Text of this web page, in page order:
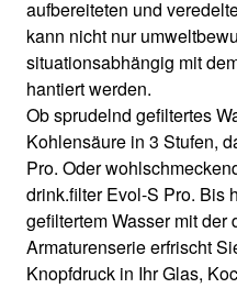
aufbereiteten und
kann nicht nur
situationsabhängig mit
hantiert werden.
Ob sprudelnd gefiltertes
Kohlensäure in 3 Stufen,
Pro. Oder
drink.filter Evol-S Pro. Bis
gefiltertem Wasser mit
Armaturenserie erfrischt
Knopfdruck in Ihr Glas,